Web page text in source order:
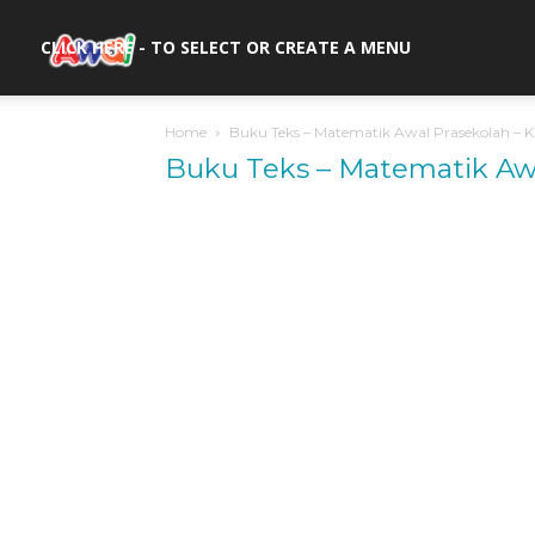
awal.my
CLICK HERE - TO SELECT OR CREATE A MENU
Home Buku Teks – Matematik Awal Prasekolah –
Buku Teks – Matematik